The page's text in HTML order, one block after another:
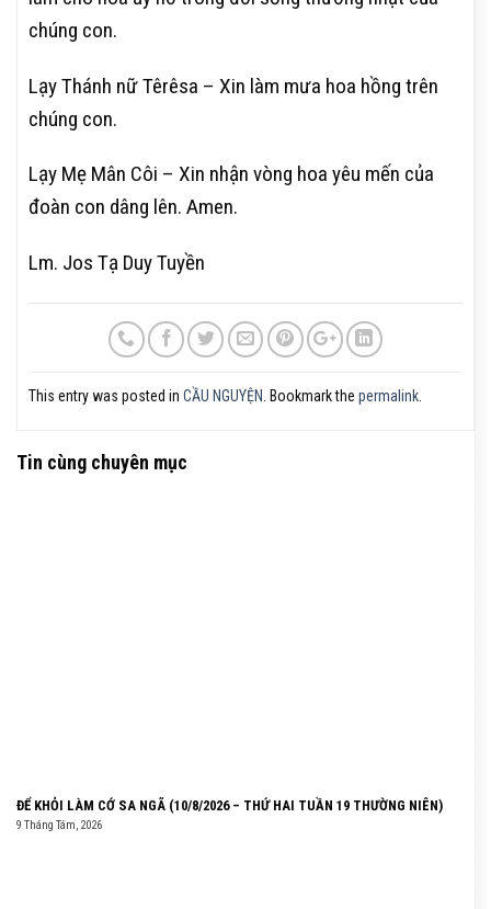
chúng con.
Lạy Thánh nữ Têrêsa – Xin làm mưa hoa hồng trên
chúng con.
Lạy Mẹ Mân Côi – Xin nhận vòng hoa yêu mến của
đoàn con dâng lên. Amen.
Lm. Jos Tạ Duy Tuyền
This entry was posted in CẦU NGUYỆN . Bookmark the permalink
Tin cùng chuyên mục
ĐỂ KHỎI LÀM CỚ SA NGÃ (10/8/2026 – THỨ HAI TUẦN 19 THƯỜNG NIÊN)
9 Tháng Tám, 2026